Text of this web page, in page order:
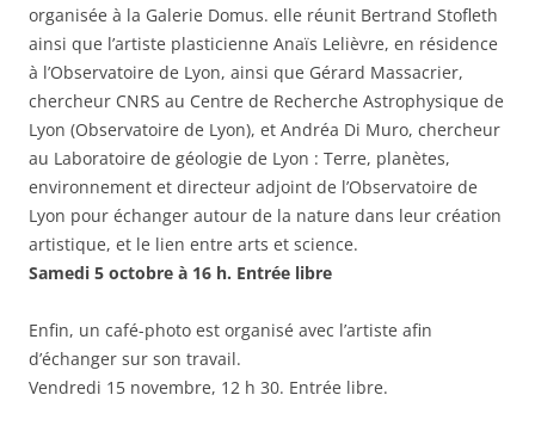
organisée à la Galerie Domus. elle réunit Bertrand Stofleth
ainsi que l’artiste plasticienne Anaïs Lelièvre, en résidence
à l’Observatoire de Lyon, ainsi que Gérard Massacrier,
chercheur CNRS au Centre de Recherche Astrophysique de
Lyon (Observatoire de Lyon), et Andréa Di Muro, chercheur
au Laboratoire de géologie de Lyon : Terre, planètes,
environnement et directeur adjoint de l’Observatoire de
Lyon pour échanger autour de la nature dans leur création
artistique, et le lien entre arts et science.
Samedi 5 octobre à 16 h. Entrée libre
Enfin, un café-photo est organisé avec l’artiste afin
d’échanger sur son travail.
Vendredi 15 novembre, 12 h 30. Entrée libre.